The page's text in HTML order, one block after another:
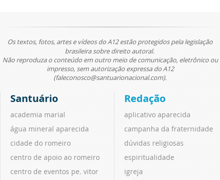
Os textos, fotos, artes e vídeos do A12 estão protegidos pela legislação
brasileira sobre direito autoral.
Não reproduza o conteúdo em outro meio de comunicação, eletrônico ou
impresso, sem autorização expressa do A12
(faleconosco@santuarionacional.com).
Santuário
academia marial
água mineral aparecida
cidade do romeiro
centro de apoio ao romeiro
centro de eventos pe. vitor
Redação
aplicativo aparecida
campanha da fraternidade
dúvidas religiosas
espiritualidade
igreja